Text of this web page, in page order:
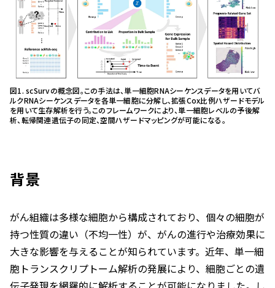
図1. scSurvの概念図。この手法は、単一細胞RNAシーケンスデータを用いてバ
ルクRNAシーケンスデータを各単一細胞に分解し、拡張Cox比例ハザードモデル
を用いて生存解析を行う。このフレームワークにより、単一細胞レベルの予後解
析、転帰関連遺伝子の同定、空間ハザードマッピングが可能になる。
背景
がん組織は多様な細胞から構成されており、個々の細胞が
持つ性質の違い（不均一性）が、がんの進行や治療効果に
大きな影響を与えることが知られています。近年、単一細
胞トランスクリプトーム解析の発展により、細胞ごとの遺